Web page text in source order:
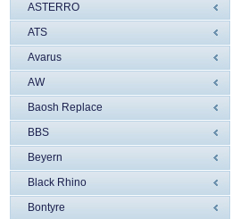
ASTERRO
ATS
Avarus
AW
Baosh Replace
BBS
Beyern
Black Rhino
Bontyre